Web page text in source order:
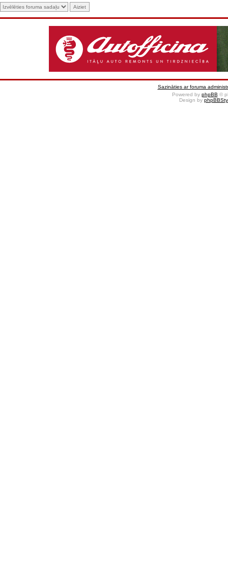
Sazināties ar foruma
Powered by phpBB ©
Design by